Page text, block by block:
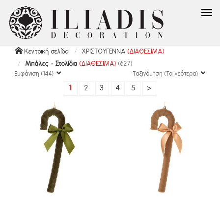
Κεντρική σελίδα ΧΡΙΣΤΟΥΓΕΝΝΑ (ΔΙΑΘΕΣΙΜΑ)
Μπάλες - Στολίδια (ΔΙΑΘΕΣΙΜΑ) (627)
Εμφάνιση (144) Ταξινόμηση (Τα νεότερα)
1 2 3 4 5 >